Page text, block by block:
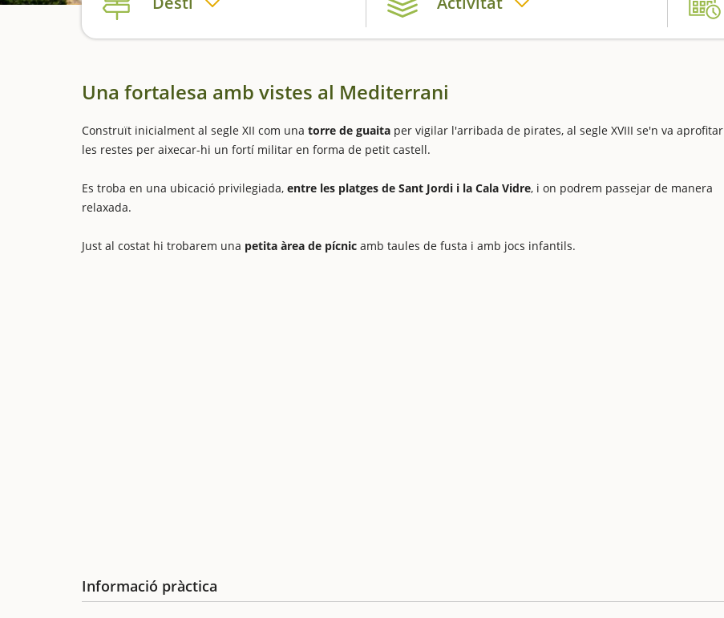
Una fortalesa amb vistes al Mediterrani
Construït inicialment al segle XII com una torre de guaita per vigilar l'arribada de pirates, al segle XVIII se'n va aprofitar
les restes per aixecar-hi un fortí militar en forma de petit castell.
Es troba en una ubicació privilegiada, entre les platges de Sant Jordi i la Cala Vidre, i on podrem passejar de manera
relaxada.
Just al costat hi trobarem una petita àrea de pícnic amb taules de fusta i amb jocs infantils.
Informació pràctica